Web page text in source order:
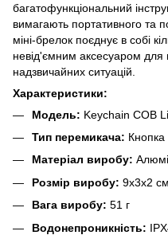
багатофункціональний
вимагають портативного та
міні-брелок поєднує в собі
невід'ємним аксесуаром для
надзвичайних ситуацій.
Характеристики:
Модель: Keychain COB
Тип перемикача: Кнопка
Матеріал виробу:
Розмір виробу: 9х3х2 см
Вага виробу: 51 г
Водонепроникність: